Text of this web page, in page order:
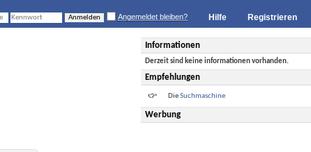
Registrieren
Hilfe
Angemeldet bleiben?
Informationen
Derzeit sind keine informationen vorhanden.
Empfehlungen
DieSuchmaschine
Werbung